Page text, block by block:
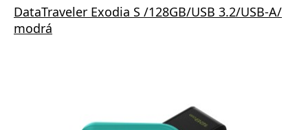
DataTraveler Exodia S /128GB/USB 3.2/USB-A/
modrá